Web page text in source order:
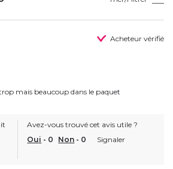
Acheteur vérifié
mais beaucoup dans le paquet
Avez-vous trouvé cet avis utile ?
Oui - 0 Non - 0 Signaler